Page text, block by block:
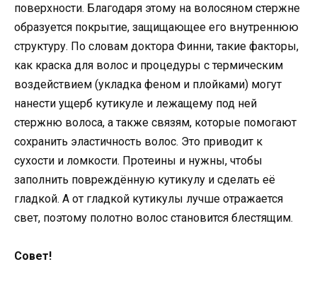
поверхности. Благодаря этому на волосяном стержне
образуется покрытие, защищающее его внутреннюю
структуру. По словам доктора Финни, такие факторы,
как краска для волос и процедуры с термическим
воздействием (укладка феном и плойками) могут
нанести ущерб кутикуле и лежащему под ней
стержню волоса, а также связям, которые помогают
сохранить эластичность волос. Это приводит к
сухости и ломкости. Протеины и нужны, чтобы
заполнить повреждённую кутикулу и сделать её
гладкой. А от гладкой кутикулы лучше отражается
свет, поэтому полотно волос становится блестящим.
Совет!